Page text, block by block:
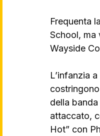
Frequenta
School, ma
Wayside
L’infanzia
della
attaccato,
Hot” con